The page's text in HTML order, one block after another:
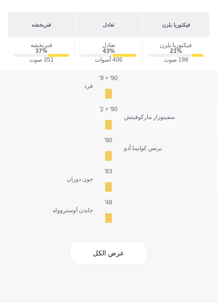
فيكتوريا بلزن تعادل فنربخشه
فيكتوريا بلزن
21‎%‎
198 صوت
تعادل
43‎%‎
406 أصوات
فنربخشه
37‎%‎
351 صوت
فرد
90' + 9'
سفيتوزار ماركوفيتش
90' + 2'
برنس كوابينا أدو
90'
جون دوران
83'
جايدن أوستروولد
48'
عرض الكل